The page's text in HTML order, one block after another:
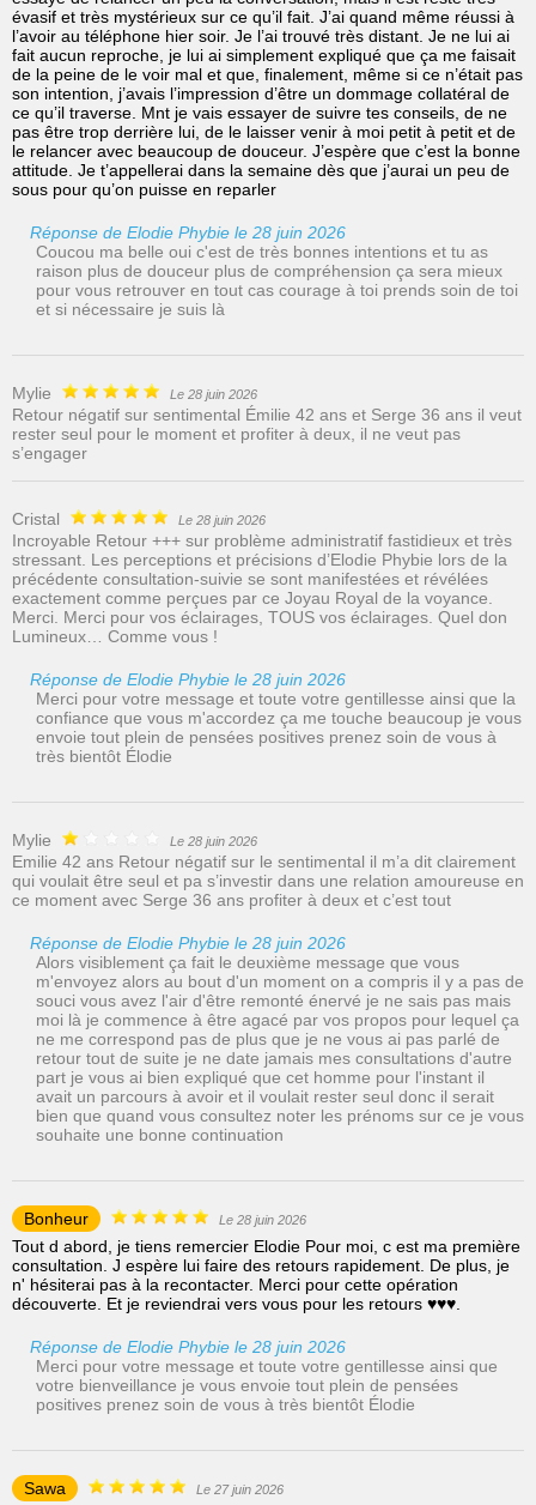
évasif et très mystérieux sur ce qu’il fait. J’ai quand même réussi à
l’avoir au téléphone hier soir. Je l’ai trouvé très distant. Je ne lui ai
fait aucun reproche, je lui ai simplement expliqué que ça me faisait
de la peine de le voir mal et que, finalement, même si ce n’était pas
son intention, j’avais l’impression d’être un dommage collatéral de
ce qu’il traverse. Mnt je vais essayer de suivre tes conseils, de ne
pas être trop derrière lui, de le laisser venir à moi petit à petit et de
le relancer avec beaucoup de douceur. J’espère que c’est la bonne
attitude. Je t’appellerai dans la semaine dès que j’aurai un peu de
sous pour qu’on puisse en reparler
Réponse de Elodie Phybie le 28 juin 2026
Coucou ma belle oui c'est de très bonnes intentions et tu as
raison plus de douceur plus de compréhension ça sera mieux
pour vous retrouver en tout cas courage à toi prends soin de toi
et si nécessaire je suis là
Mylie Le 28 juin 2026
Retour négatif sur sentimental Émilie 42 ans et Serge 36 ans il veut
rester seul pour le moment et profiter à deux, il ne veut pas
s’engager
Cristal Le 28 juin 2026
Incroyable Retour +++ sur problème administratif fastidieux et très
stressant. Les perceptions et précisions d’Elodie Phybie lors de la
précédente consultation-suivie se sont manifestées et révélées
exactement comme perçues par ce Joyau Royal de la voyance.
Merci. Merci pour vos éclairages, TOUS vos éclairages. Quel don
Lumineux… Comme vous !
Réponse de Elodie Phybie le 28 juin 2026
Merci pour votre message et toute votre gentillesse ainsi que la
confiance que vous m'accordez ça me touche beaucoup je vous
envoie tout plein de pensées positives prenez soin de vous à
très bientôt Élodie
Mylie Le 28 juin 2026
Emilie 42 ans Retour négatif sur le sentimental il m’a dit clairement
qui voulait être seul et pa s’investir dans une relation amoureuse en
ce moment avec Serge 36 ans profiter à deux et c’est tout
Réponse de Elodie Phybie le 28 juin 2026
Alors visiblement ça fait le deuxième message que vous
m'envoyez alors au bout d'un moment on a compris il y a pas de
souci vous avez l'air d'être remonté énervé je ne sais pas mais
moi là je commence à être agacé par vos propos pour lequel ça
ne me correspond pas de plus que je ne vous ai pas parlé de
retour tout de suite je ne date jamais mes consultations d'autre
part je vous ai bien expliqué que cet homme pour l'instant il
avait un parcours à avoir et il voulait rester seul donc il serait
bien que quand vous consultez noter les prénoms sur ce je vous
souhaite une bonne continuation
Bonheur Le 28 juin 2026
Tout d abord, je tiens remercier Elodie Pour moi, c est ma première
consultation. J espère lui faire des retours rapidement. De plus, je
n' hésiterai pas à la recontacter. Merci pour cette opération
découverte. Et je reviendrai vers vous pour les retours ♥️♥️♥️.
Réponse de Elodie Phybie le 28 juin 2026
Merci pour votre message et toute votre gentillesse ainsi que
votre bienveillance je vous envoie tout plein de pensées
positives prenez soin de vous à très bientôt Élodie
Sawa Le 27 juin 2026